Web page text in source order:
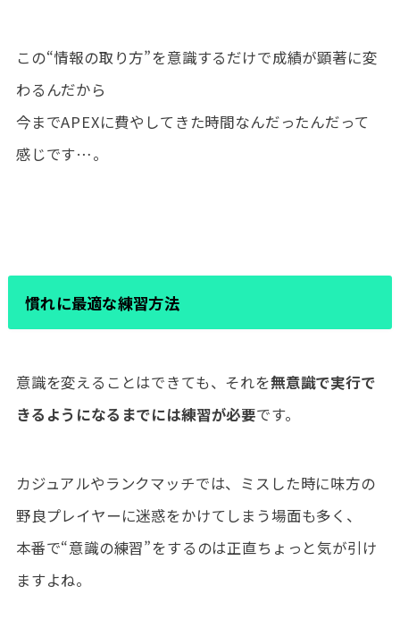
この“情報の取り方”を意識するだけで成績が顕著に変
わるんだから
今までAPEXに費やしてきた時間なんだったんだって
感じです…。
慣れに最適な練習方法
意識を変えることはできても、それを無意識で実行で
きるようになるまでには練習が必要です。
カジュアルやランクマッチでは、ミスした時に味方の
野良プレイヤーに迷惑をかけてしまう場面も多く、
本番で“意識の練習”をするのは正直ちょっと気が引け
ますよね。